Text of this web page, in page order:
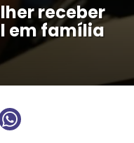
receber
em família